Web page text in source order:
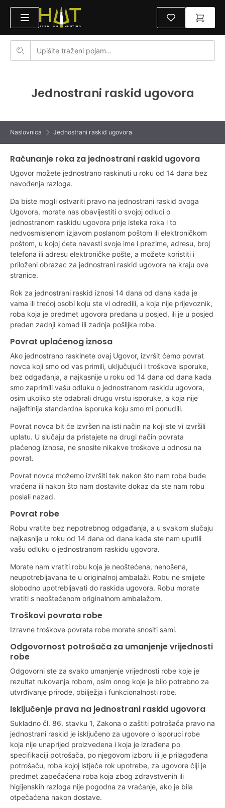
Jednostrani raskid ugovora
Naslovnica Jednostrani raskid ugovora
Računanje roka za jednostrani raskid ugovora
Ugovor možete jednostrano raskinuti u roku od 14 dana bez
navođenja razloga.
Da biste mogli ostvariti pravo na jednostrani raskid ovoga
Ugovora, morate nas obavijestiti o svojoj odluci o
jednostranom raskidu ugovora prije isteka roka i to
nedvosmislenom izjavom poslanom poštom ili elektroničkom
poštom, u kojoj ćete navesti svoje ime i prezime, adresu, broj
telefona ili adresu elektroničke pošte, a možete koristiti i
priloženi obrazac za jednostrani raskid ugovora na kraju ove
stranice.
Rok za jednostrani raskid iznosi 14 dana od dana kada je
vama ili trećoj osobi koju ste vi odredili, a koja nije prijevoznik,
roba koja je predmet ugovora predana u posjed, ili je u posjed
predan zadnji komad ili zadnja pošiljka robe.
Povrat uplaćenog iznosa
Ako jednostrano raskinete ovaj Ugovor, izvršit ćemo povrat
novca koji smo od vas primili, uključujući i troškove isporuke,
bez odgađanja, a najkasnije u roku od 14 dana od dana kada
smo zaprimili vašu odluku o jednostranom raskidu ugovora,
osim ukoliko ste odabrali drugu vrstu isporuke, a koja nije
najjeftinija standardna isporuka koju smo mi ponudili.
Povrat novca bit će izvršen na isti način na koji ste vi izvršili
uplatu. U slučaju da pristajete na drugi način povrata
plaćenog iznosa, ne snosite nikakve troškove u odnosu na
povrat.
Povrat novca možemo izvršiti tek nakon što nam roba bude
vraćena ili nakon što nam dostavite dokaz da ste nam robu
poslali nazad.
Povrat robe
Robu vratite bez nepotrebnog odgađanja, a u svakom slučaju
najkasnije u roku od 14 dana od dana kada ste nam uputili
vašu odluku o jednostranom raskidu ugovora.
Morate nam vratiti robu koja je neoštećena, nenošena,
neupotrebljavana te u originalnoj ambalaži. Robu ne smijete
slobodno upotrebljavati do raskida ugovora. Robu morate
vratiti s neoštećenom originalnom ambalažom.
Troškovi povrata robe
Izravne troškove povrata robe morate snositi sami.
Odgovornost potrošača za umanjenje vrijednosti
robe
Odgovorni ste za svako umanjenje vrijednosti robe koje je
rezultat rukovanja robom, osim onog koje je bilo potrebno za
utvrđivanje prirode, obilježja i funkcionalnosti robe.
Isključenje prava na jednostrani raskid ugovora
Sukladno čl. 86. stavku 1, Zakona o zaštiti potrošača pravo na
jednostrani raskid je isključeno za ugovore o isporuci robe
koja nije unaprijed proizvedena i koja je izrađena po
specifikaciji potrošača, po njegovom izboru ili je prilagođena
potrošaču, roba kojoj istječe rok upotrebe, za ugovore čiji je
predmet zapečaćena roba koja zbog zdravstvenih ili
higijenskih razloga nije pogodna za vraćanje, ako je bila
otpečaćena nakon dostave.